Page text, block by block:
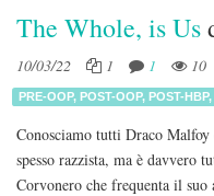
The Whole, is Us
10/03/22 1 1 10
PRE-OOP,POST-OOP,POST-HBP
Conosciamo tutti Draco Malfoy
spesso razzista, ma è davvero
Corvonero che frequenta il suo